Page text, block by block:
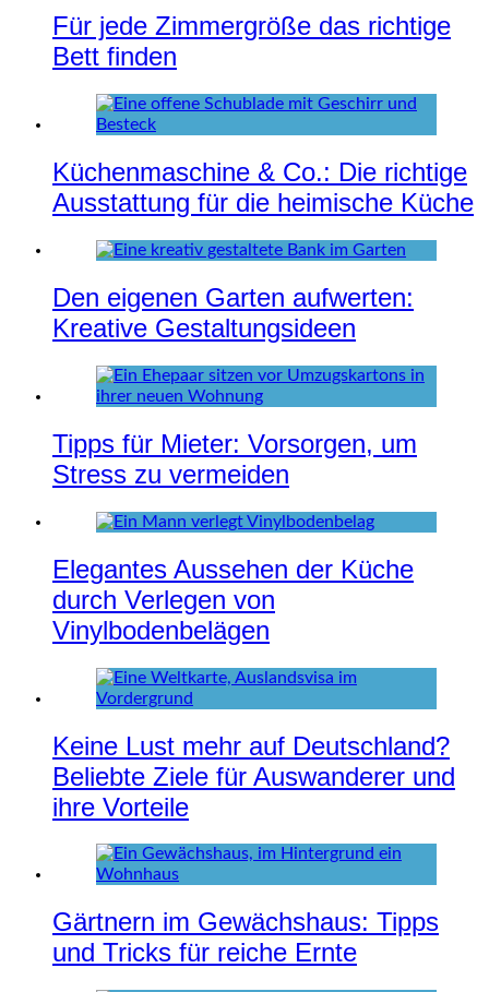
Für jede Zimmergröße das richtige
Bett finden
Küchenmaschine & Co.: Die richtige
Ausstattung für die heimische Küche
Den eigenen Garten aufwerten:
Kreative Gestaltungsideen
Tipps für Mieter: Vorsorgen, um
Stress zu vermeiden
Elegantes Aussehen der Küche
durch Verlegen von
Vinylbodenbelägen
Keine Lust mehr auf Deutschland?
Beliebte Ziele für Auswanderer und
ihre Vorteile
Gärtnern im Gewächshaus: Tipps
und Tricks für reiche Ernte